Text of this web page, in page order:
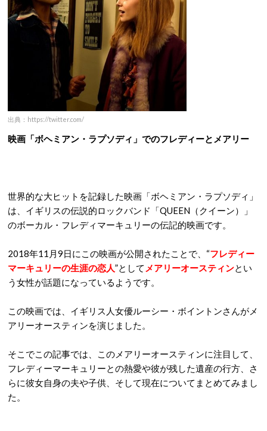
出典：https://twitter.com/
映画「ボヘミアン・ラプソディ」でのフレディーとメアリー
世界的な大ヒットを記録した映画「ボヘミアン・ラプソディ」
は、イギリスの伝説的ロックバンド「QUEEN（クイーン）」
のボーカル・フレディマーキュリーの伝記的映画です。
2018年11月9日にこの映画が公開されたことで、“フレディー
マーキュリーの生涯の恋人”として メアリーオースティンとい
う女性が話題になっているようです。
この映画では、イギリス人女優ルーシー・ボイントンさんがメ
アリーオースティンを演じました。
そこでこの記事では、このメアリーオースティンに注目して、
フレディーマーキュリーとの熱愛や彼が残した遺産の行方、さ
らに彼女自身の夫や子供、そして現在についてまとめてみまし
た。